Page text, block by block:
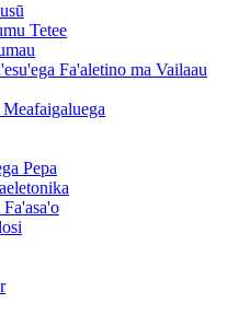
Tetee
Fa'aletino ma Vailaau
Pepa